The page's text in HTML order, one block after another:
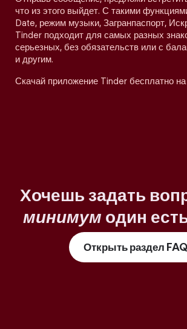
что из этого выйдет. С такими
Date, режим музыки, Загранпаспорт,
Tinder подходит для самых разных
серьезных, без обязательств или с
и другим.
Скачай приложение Tinder бесплатно
Хочешь задать
минимум один
Открыть раздел FAQ